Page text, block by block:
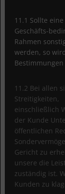
11.1 Sollte
Geschäfts-
Rahmen
werden, so
11.2 Bei allen
Streitigkeiten,
einschließlich
der Kunde
öffentlichen
Gericht zu
unsere die
zuständig ist.
Kunden zu